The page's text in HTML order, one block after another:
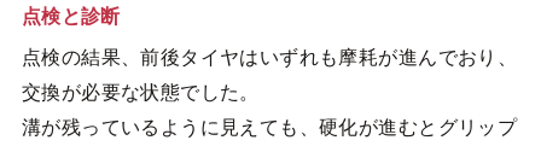
点検と診断
点検の結果、前後タイヤはいずれも摩耗が進んでおり、
交換が必要な状態でした。
溝が残っているように見えても、硬化が進むとグリップ